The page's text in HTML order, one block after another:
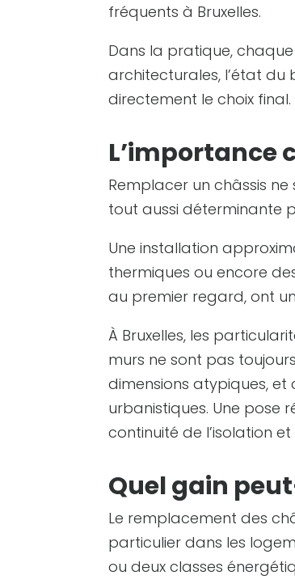
fréquents à Bruxelles.
Dans la pratique,
architecturales, l’état du
directement le choix final.
L’importance
Remplacer un châssis
tout aussi déterminante
Une installation
thermiques ou encore
au premier regard, ont
À Bruxelles, les
murs ne sont pas
dimensions atypiques,
urbanistiques. Une pose
continuité de l’isolation
Quel gain
Le remplacement des
particulier dans les
ou deux classes